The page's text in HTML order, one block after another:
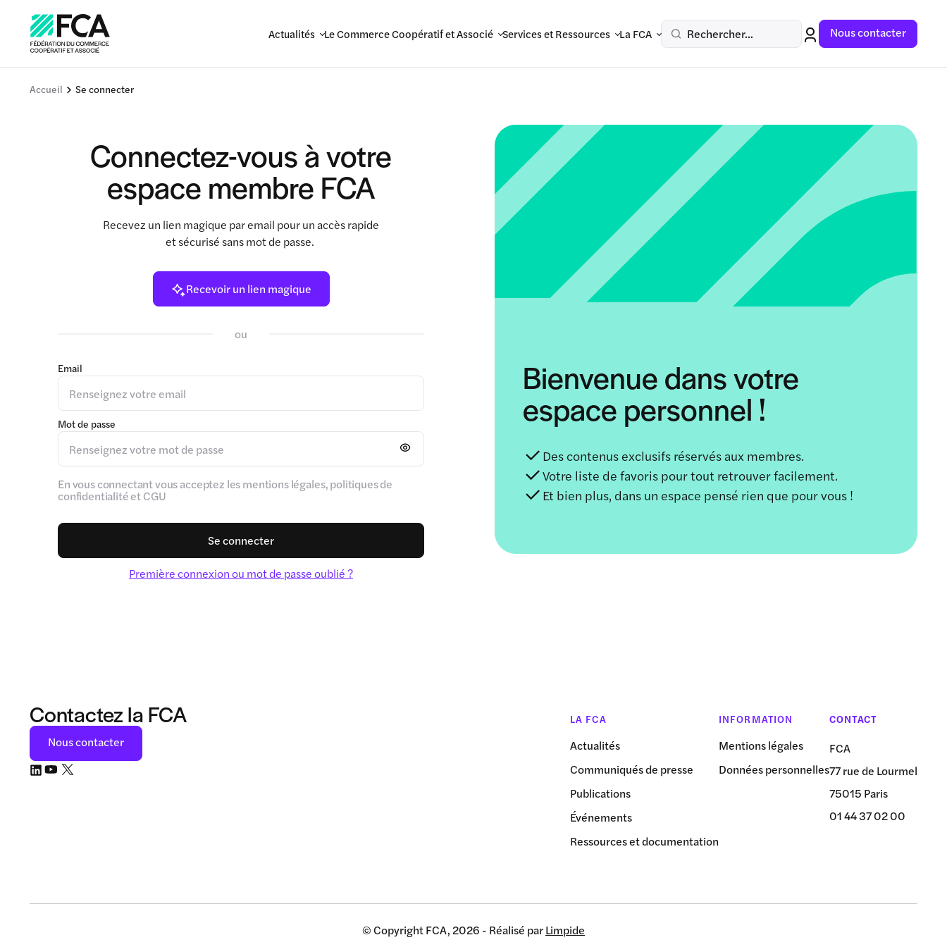
Actualités Le Commerce Coopératif et Associé Services et Ressources La FCA Rechercher... Nous contacter
Accueil Se connecter
Connectez-vous à votre
espace membre FCA
Recevez un lien magique par email pour un accès rapide
et sécurisé sans mot de passe.
Recevoir un lien magique
ou
Email
Mot de passe
En vous connectant vous acceptez les mentions légales, politiques de
confidentialité et CGU
Se connecter
Première connexion ou mot de passe oublié ?
Bienvenue dans votre
espace personnel !
Des contenus exclusifs réservés aux membres.
Votre liste de favoris pour tout retrouver facilement.
Et bien plus, dans un espace pensé rien que pour vous !
Contactez la FCA
Nous contacter
LA FCA
Actualités
Communiqués de presse
Publications
Événements
Ressources et documentation
INFORMATION
Mentions légales
Données personnelles
CONTACT
FCA
77 rue de Lourmel
75015 Paris
01 44 37 02 00
© Copyright FCA, 2026 - Réalisé parLimpide